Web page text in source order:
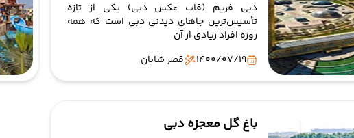
دبی فریم (قاب عکس دبی) یکی از تازه
تأسیس‌ترین جاهای دیدنی دبی است که همه
روزه افراد زیادی از آن
1400/07/19
قصر شایان
باغ گل معجزه دبی